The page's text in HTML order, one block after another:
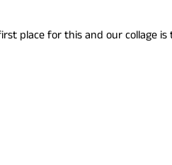
place for this and our collage is